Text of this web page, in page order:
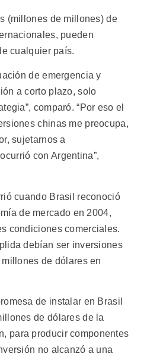
(millones de millones) de
pueden
cualquier país.
de emergencia y
a corto plazo, solo
comparó. “Por eso el
chinas me preocupa,
sujetarnos a
con Argentina”,
cuando Brasil reconoció
de mercado en 2004,
condiciones comerciales.
debían ser inversiones
de dólares en
de instalar en Brasil
de dólares de la
para producir componentes
no alcanzó a una